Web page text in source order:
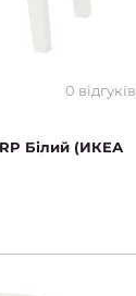
0 відгуків
Білий (ИКЕА